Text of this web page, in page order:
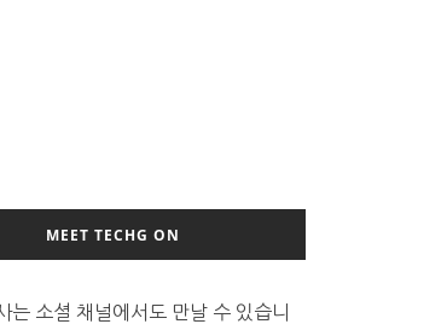
MEET TECHG ON
는 소셜 채널에서도 만날 수 있습니